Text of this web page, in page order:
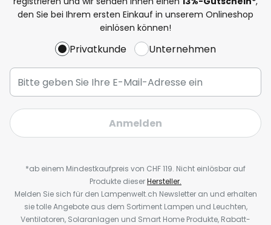
den Sie bei Ihrem ersten Einkauf in unserem Onlineshop
einlösen können!
Privatkunde Unternehmen
Anmelden
*ab einem Mindestkaufpreis von CHF 119. Nicht einlösbar auf
Produkte dieserHersteller.
Melden Sie sich für den Lampenwelt.ch Newsletter an und erhalten
sie tolle Angebote aus dem Sortiment Lampen und Leuchten,
Ventilatoren, Solaranlagen und Smart Home Produkte, Rabatt-